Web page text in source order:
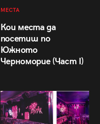
МЕСТА
Кои места да
посетиш по
Южното
Черноморие (Част I)